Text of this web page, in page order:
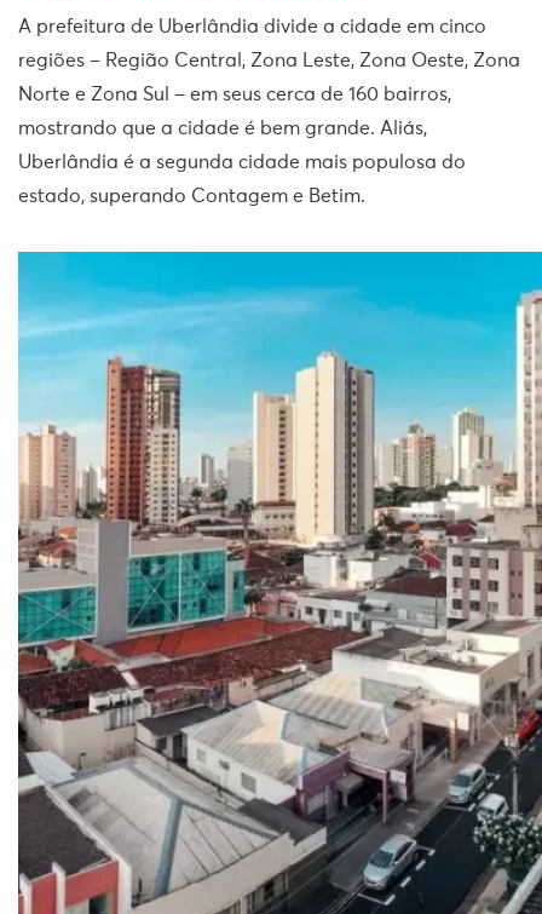
A prefeitura de Uberlândia divide a cidade em cinco
regiões – Região Central, Zona Leste, Zona Oeste, Zona
Norte e Zona Sul – em seus cerca de 160 bairros,
mostrando que a cidade é bem grande. Aliás,
Uberlândia é a segunda cidade mais populosa do
estado, superando Contagem e Betim.